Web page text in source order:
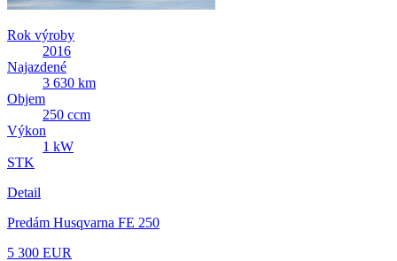
Rok výroby
2016
Najazdené
3 630 km
Objem
250 ccm
Výkon
1 kW
STK
Detail
Predám Husqvarna FE 250
5 300 EUR